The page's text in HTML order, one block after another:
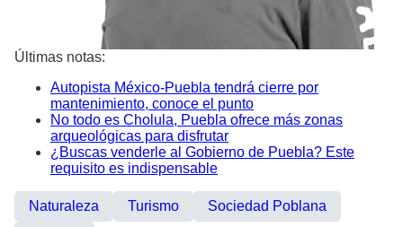
Últimas notas:
Autopista México-Puebla tendrá cierre por
mantenimiento, conoce el punto
No todo es Cholula, Puebla ofrece más zonas
arqueológicas para disfrutar
¿Buscas venderle al Gobierno de Puebla? Este
requisito es indispensable
Naturaleza Turismo
Sociedad Poblana